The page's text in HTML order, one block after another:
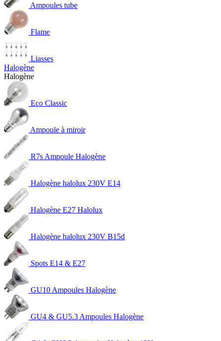
Ampoules tube
Flame
Liasses
Halogène
Halogène
Eco Classic
Ampoule à miroir
R7s Ampoule Halogène
Halogène halolux 230V E14
Halogène E27 Halolux
Halogène halolux 230V B15d
Spots E14 & E27
GU10 Ampoules Halogène
GU4 & GU5.3 Ampoules Halogène